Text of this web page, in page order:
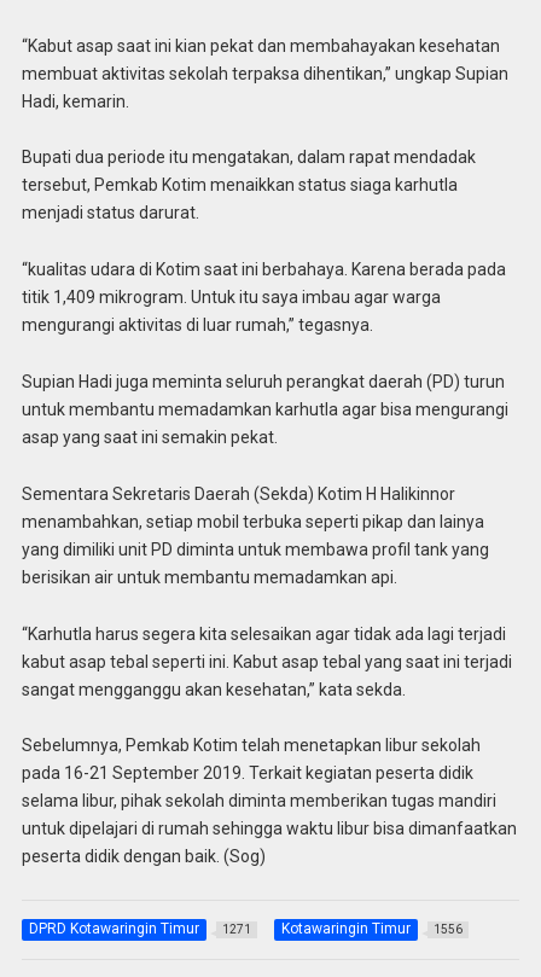
“Kabut asap saat ini kian pekat dan membahayakan kesehatan
membuat aktivitas sekolah terpaksa dihentikan,” ungkap Supian
Hadi, kemarin.
Bupati dua periode itu mengatakan, dalam rapat mendadak
tersebut, Pemkab Kotim menaikkan status siaga karhutla
menjadi status darurat.
“kualitas udara di Kotim saat ini berbahaya. Karena berada pada
titik 1,409 mikrogram. Untuk itu saya imbau agar warga
mengurangi aktivitas di luar rumah,” tegasnya.
Supian Hadi juga meminta seluruh perangkat daerah (PD) turun
untuk membantu memadamkan karhutla agar bisa mengurangi
asap yang saat ini semakin pekat.
Sementara Sekretaris Daerah (Sekda) Kotim H Halikinnor
menambahkan, setiap mobil terbuka seperti pikap dan lainya
yang dimiliki unit PD diminta untuk membawa profil tank yang
berisikan air untuk membantu memadamkan api.
“Karhutla harus segera kita selesaikan agar tidak ada lagi terjadi
kabut asap tebal seperti ini. Kabut asap tebal yang saat ini terjadi
sangat mengganggu akan kesehatan,” kata sekda.
Sebelumnya, Pemkab Kotim telah menetapkan libur sekolah
pada 16-21 September 2019. Terkait kegiatan peserta didik
selama libur, pihak sekolah diminta memberikan tugas mandiri
untuk dipelajari di rumah sehingga waktu libur bisa dimanfaatkan
peserta didik dengan baik. (Sog)
DPRD Kotawaringin Timur 1271 Kotawaringin Timur 1556